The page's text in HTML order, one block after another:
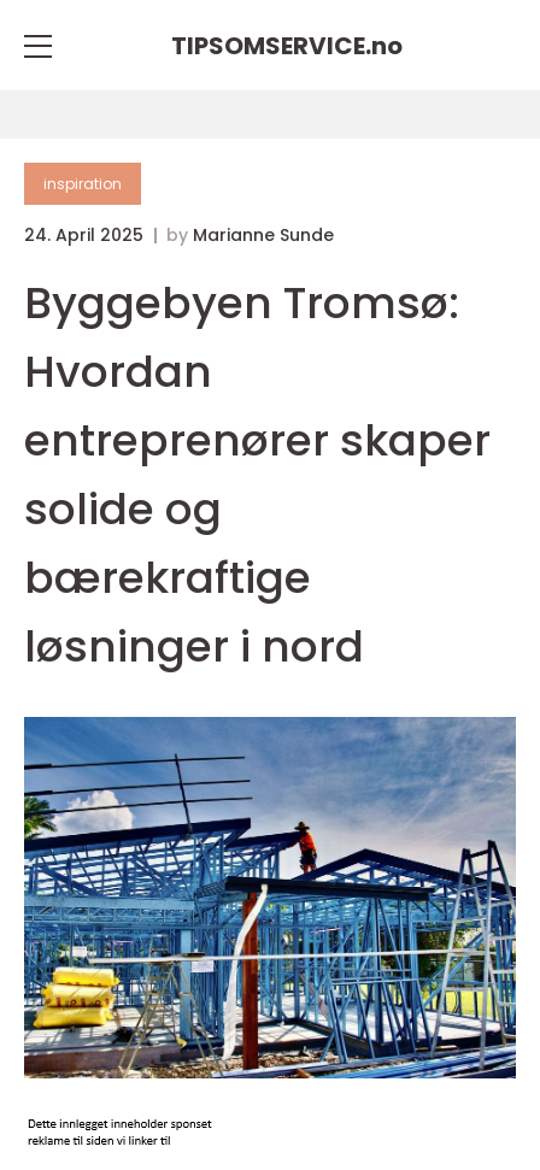
TIPSOMSERVICE.no
inspiration
24. April 2025 by Marianne Sunde
Byggebyen Tromsø:
Hvordan
entreprenører skaper
solide og
bærekraftige
løsninger i nord